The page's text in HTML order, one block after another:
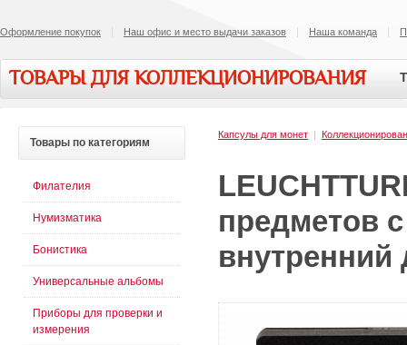
Оформление покупок Наш офис и место выдачи заказов Наша команда
ТОВАРЫ ДЛЯ КОЛЛЕКЦИОНИРОВАНИЯ
Капсулы для монет |
предметов
внутренний
Товары по категориям
Филателия
Нумизматика
Бонистика
Универсальные альбомы
Приборы для проверки и
измерения